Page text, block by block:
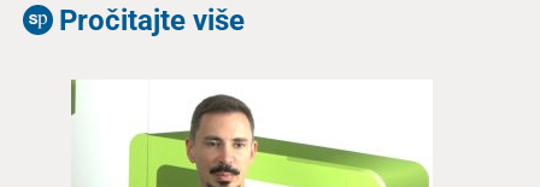
Pročitajte više